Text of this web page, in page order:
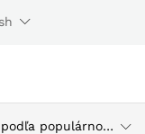
Zoradiť podľa populárnosti